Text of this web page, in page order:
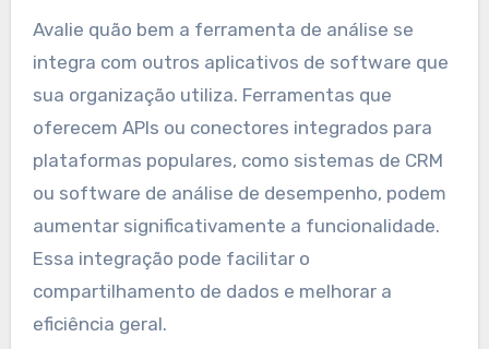
Avalie quão bem a ferramenta de análise se
integra com outros aplicativos de software que
sua organização utiliza. Ferramentas que
oferecem APIs ou conectores integrados para
plataformas populares, como sistemas de CRM
ou software de análise de desempenho, podem
aumentar significativamente a funcionalidade.
Essa integração pode facilitar o
compartilhamento de dados e melhorar a
eficiência geral.